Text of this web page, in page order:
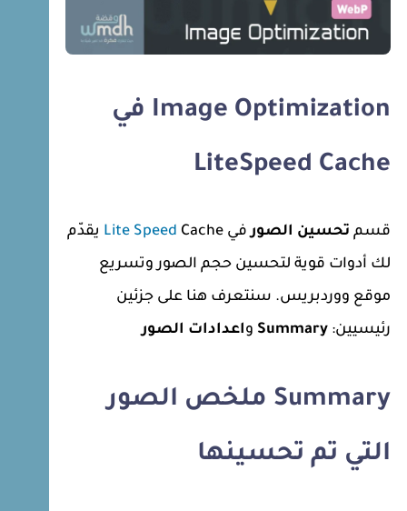
Image Optimization في
LiteSpeed Cache
قسم تحسين الصورفي Lite Speed Cache يقدّم
لك أدوات قوية لتحسين حجم الصور وتسريع
موقع ووردبريس. سنتعرف هنا على جزئين
رئيسيين: Summary واعدادات الصور
Summary ملخص الصور
التي تم تحسينها